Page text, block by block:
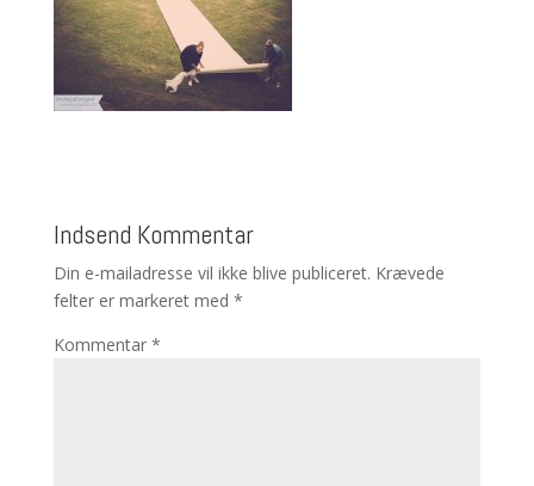
Indsend Kommentar
Din e-mailadresse vil ikke blive publiceret. Krævede
felter er markeret med *
Kommentar *